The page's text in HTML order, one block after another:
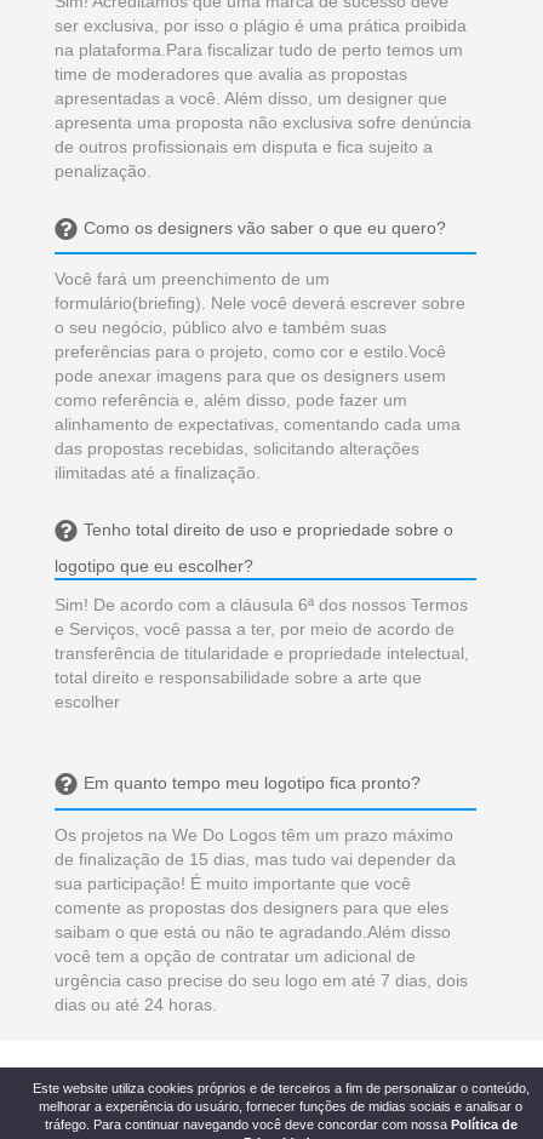
pode anexar imagens para que os designers usem
como referência e, além disso, pode fazer um
alinhamento de expectativas, comentando cada uma
das propostas recebidas, solicitando alterações
ilimitadas até a finalização.
Tenho total direito de uso e propriedade sobre o
Sim! De acordo com a cláusula 6ª dos nossos Termos
transferência de titularidade e propriedade intelectual,
total direito e responsabilidade sobre a arte que
escolher
Em quanto tempo meu logotipo fica pronto?
Os projetos na We Do Logos têm um prazo máximo
sua participação! É muito importante que você
comente as propostas dos designers para que eles
saibam o que está ou não te agradando.Além disso
urgência caso precise do seu logo em até 7 dias, dois
dias ou até 24 horas.